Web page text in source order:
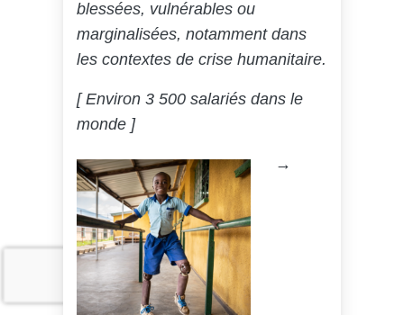
blessées, vulnérables ou
marginalisées, notamment dans
les contextes de crise humanitaire.
[ Environ 3 500 salariés dans le
monde ]
→